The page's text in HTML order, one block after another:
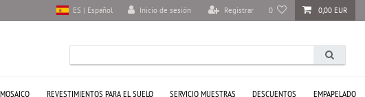
Inicio de sesión Registrar 0 0,00 EUR
ES | Español
MOSAICO REVESTIMIENTOS PARA EL SUELO SERVICIO MUESTRAS DESCUENTOS EMPAPELADO